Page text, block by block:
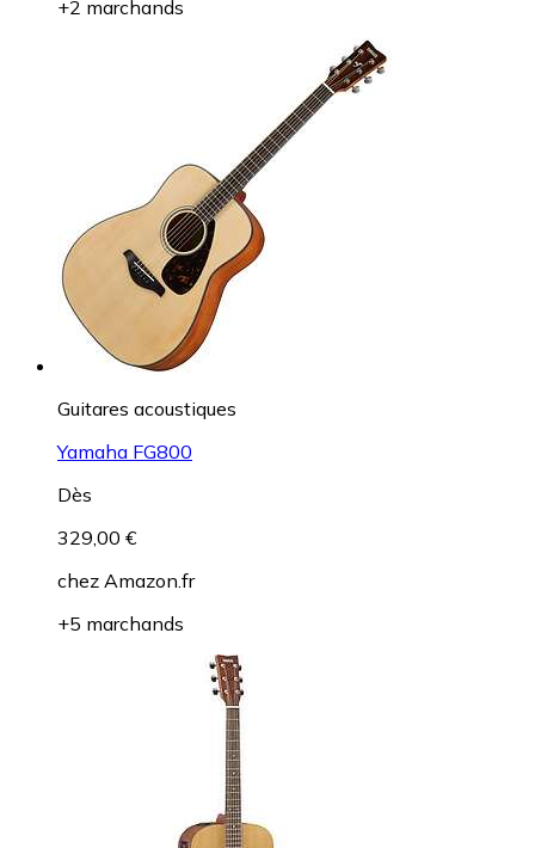
+2 marchands
Guitares acoustiques
Yamaha FG800
Dès
329,00 €
chez Amazon.fr
+5 marchands